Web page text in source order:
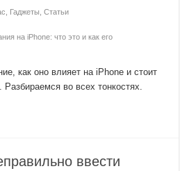
Гаджеты ,Статьи
на iPhone: что это и как его
как оно влияет на iPhone и стоит
во всех тонкостях.
ввести